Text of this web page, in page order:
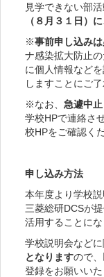
見学できない部活
（８月３１日）
※事前申し込み
ナ感染拡大防止
に個人情報など
しますことにご了
※なお、 急遽中
学校HPで連絡さ
校HPをご確認く
申し込み方法
本年度より学校
三菱総研DCSが
活用することにな
学校説明会など
となりますので
登録をお願いいた